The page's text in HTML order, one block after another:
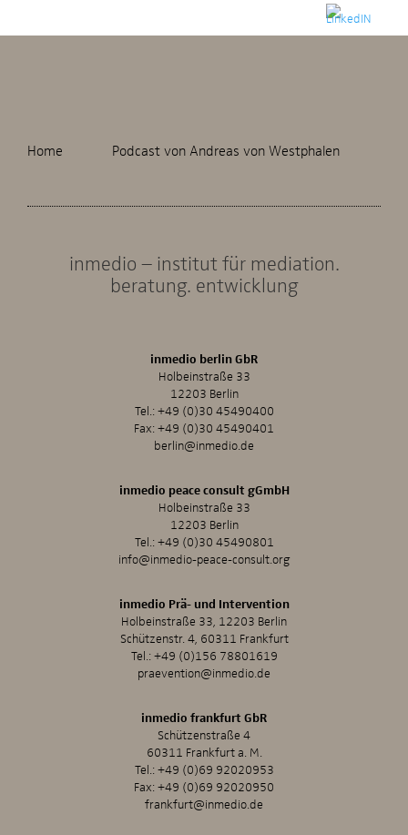
Home Podcast von Andreas von Westphalen
inmedio – institut für mediation.
beratung. entwicklung
inmedio berlin GbR
Holbeinstraße 33
12203 Berlin
Tel.:+49 (0)30 45490400
Fax: +49 (0)30 45490401
berlin@inmedio.de
inmedio peace consult gGmbH
Holbeinstraße 33
12203 Berlin
Tel.:+49 (0)30 45490801
info@inmedio-peace-consult.org
inmedio Prä- und Intervention
Holbeinstraße 33, 12203 Berlin
Schützenstr. 4, 60311 Frankfurt
Tel.:+49 (0)156 78801619
praevention@inmedio.de
inmedio frankfurt GbR
Schützenstraße 4
60311 Frankfurt a. M.
Tel.:+49 (0)69 92020953
Fax: +49 (0)69 92020950
frankfurt@inmedio.de